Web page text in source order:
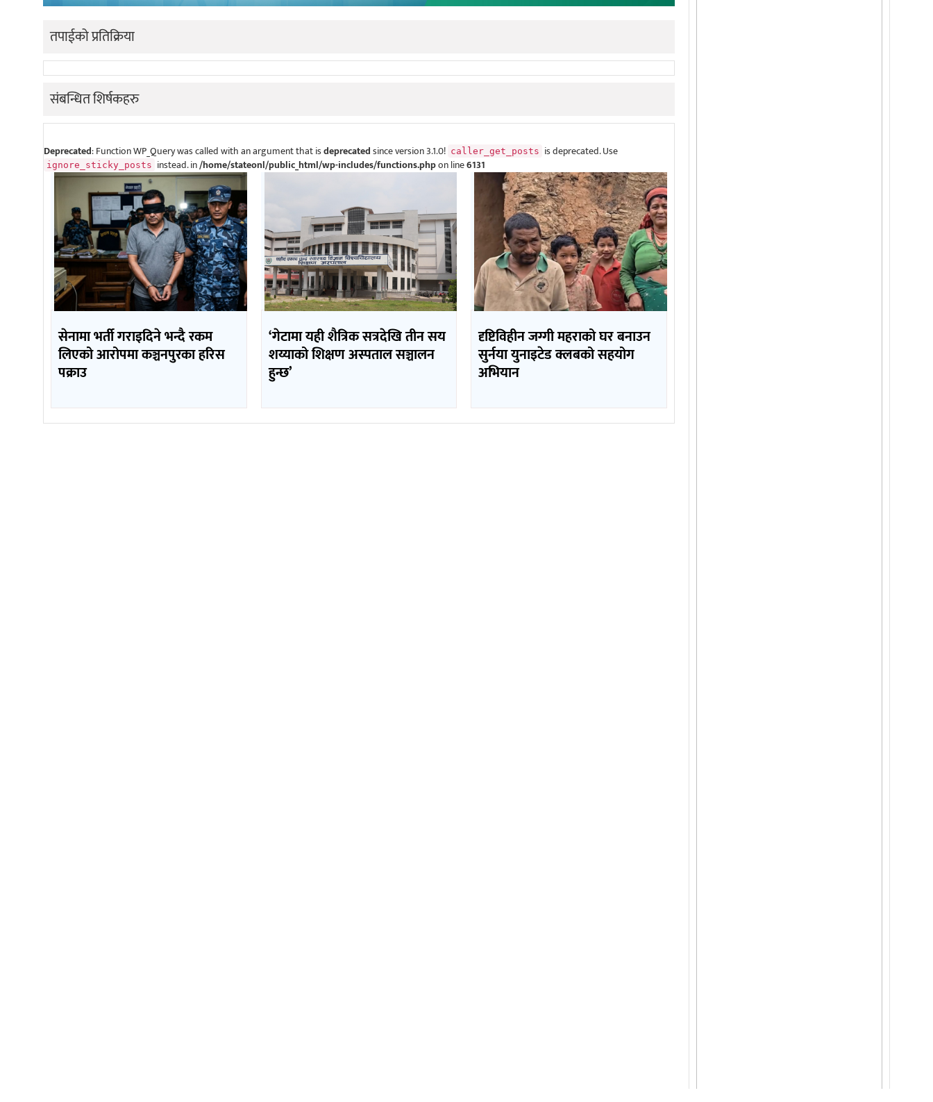
तपाईको प्रतिक्रिया
संबन्धित शिर्षकहरु
Deprecated: Function WP_Query was called with an argument that isdeprecatedsince version 3.1.0! caller_get_posts is deprecated. Use
ignore_sticky_posts instead. in/home/stateonl/public_html/wp-includes/functions.phpon line6131
सेनामा भर्ती गराइदिने भन्दै रकम
लिएको आरोपमा कञ्चनपुरका हरिस
पक्राउ
‘गेटामा यही शैत्रिक सत्रदेखि तीन सय
शय्याको शिक्षण अस्पताल सञ्चालन
हुन्छ’
दृष्टिविहीन जग्गी महराको घर बनाउन
सुर्नया युनाइटेड क्लबको सहयोग
अभियान